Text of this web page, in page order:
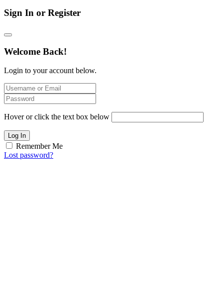
Sign In or Register
Welcome Back!
Login to your account below.
Hover or click the text box below
Log In
Remember Me
Lost password?